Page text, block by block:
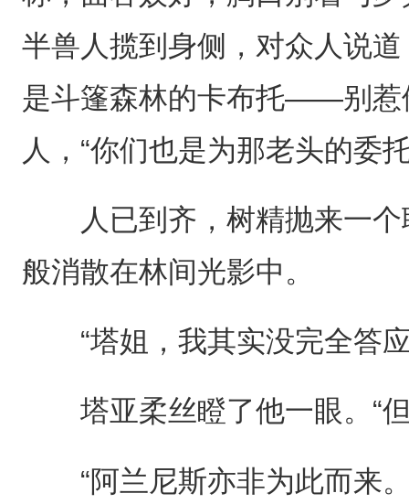
半兽人揽到身侧，对众人说
是斗篷森林的卡布托——别惹
人，“你们也是为那老头的委
人已到齐，树精抛来一个
般消散在林间光影中。
“塔姐，我其实没完全答
塔亚柔丝瞪了他一眼。“但
“阿兰尼斯亦非为此而来。